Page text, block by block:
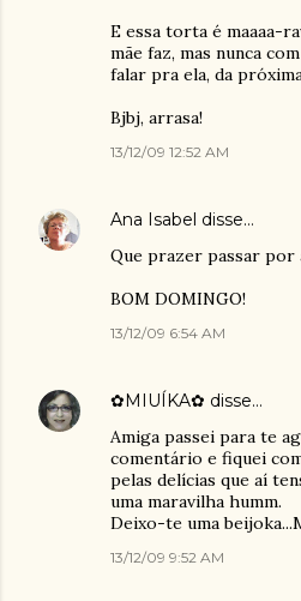
E essa torta é maaaa-
mãe faz, mas nunca
falar pra ela, da
Bjbj, arrasa!
13/12/09 12:52 AM
Ana Isabel disse…
Que prazer passar por
BOM DOMINGO!
13/12/09 6:54 AM
✿MIUÍKA✿ disse…
Amiga passei para te
comentário e fiquei
pelas delícias que aí
uma maravilha humm.
Deixo-te uma
13/12/09 9:52 AM